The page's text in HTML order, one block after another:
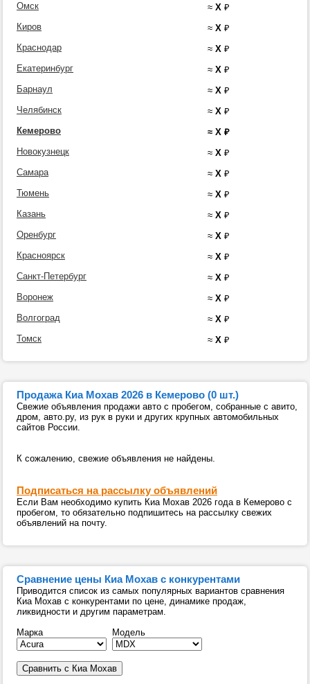
Омск
≈ X ₽
Киров
≈ X ₽
Краснодар
≈ X ₽
Екатеринбург
≈ X ₽
Барнаул
≈ X ₽
Челябинск
≈ X ₽
Кемерово
≈ X ₽
Новокузнецк
≈ X ₽
Самара
≈ X ₽
Тюмень
≈ X ₽
Казань
≈ X ₽
Оренбург
≈ X ₽
Красноярск
≈ X ₽
Санкт-Петербург
≈ X ₽
Воронеж
≈ X ₽
Волгоград
≈ X ₽
Томск
≈ X ₽
Продажа Киа Мохав 2026 в Кемерово (0 шт.)
Свежие объявления продажи авто с пробегом, собранные с авито,
дром, авто.ру, из рук в руки и других крупных автомобильных
сайтов России.
К сожалению, свежие объявления не найдены.
Подписаться на рассылку объявлений
Если Вам необходимо купить Киа Мохав 2026 года в Кемерово с
пробегом, то обязательно подпишитесь на рассылку свежих
объявлений на почту.
Сравнение цены Киа Мохав с конкурентами
Приводится список из самых популярных вариантов сравнения
Киа Мохав с конкурентами по цене, динамике продаж,
ликвидности и другим параметрам.
Марка
Модель